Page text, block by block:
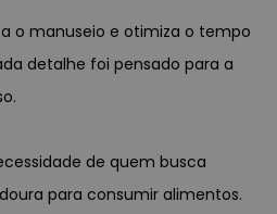
o manuseio e otimiza o tempo
detalhe foi pensado para a
de quem busca
para consumir alimentos.